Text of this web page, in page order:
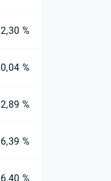
2,30 %
0,04 %
2,89 %
6,39 %
6,40 %